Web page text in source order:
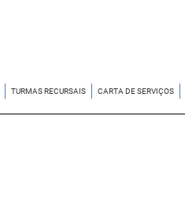
TURMAS RECURSAIS CARTA DE SERVIÇOS